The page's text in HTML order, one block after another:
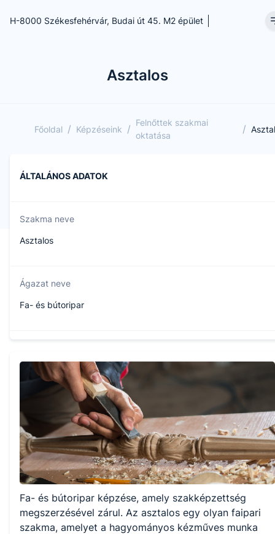
H-8000 Székesfehérvár, Budai út 45. M2 épület
Asztalos
Főoldal / Képzéseink /
Felnőttek szakmai
oktatása
/
ÁLTALÁNOS ADATOK
Szakma neve
Asztalos
Ágazat neve
Fa- és bútoripar
407220801
Képzés időtartama
1 év
Választható szakmairányok:
Nem válaszható
Fa- és bútoripar képzése, amely szakképzettség
megszerzésével zárul. Az asztalos egy olyan faipari
szakma, amelyet a hagyományos kézműves munka